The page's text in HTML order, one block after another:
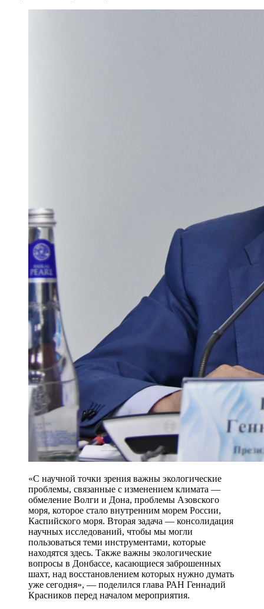
«С научной точки зрения важны экологические
проблемы, связанные с изменением климата —
обмеление Волги и Дона, проблемы Азовского
моря, которое стало внутренним морем России,
Каспийского моря. Вторая задача — консолидация
научных исследований, чтобы мы могли
пользоваться теми инструментами, которые
находятся здесь. Также важны экологические
вопросы в Донбассе, касающиеся заброшенных
шахт, над восстановлением которых нужно думать
уже сегодня», — поделился глава РАН Геннадий
Красников перед началом мероприятия.